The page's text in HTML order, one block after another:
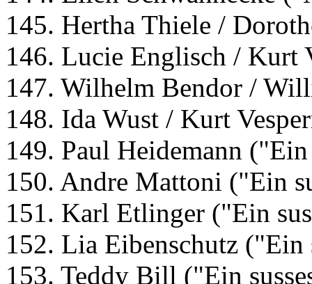
145. Hertha Thiele /
146. Lucie Englisch / Kurt
147. Wilhelm Bendor /
148. Ida Wust / Kurt
149. Paul Heidemann
150. Andre Mattoni ("Ein
151. Karl Etlinger ("Ein
152. Lia Eibenschutz ("Ein
153. Teddy Bill ("Ein